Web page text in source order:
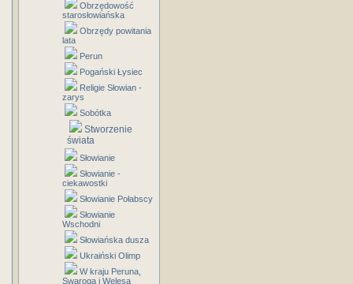
Obrzędowość
starosłowiańska
Obrzędy powitania
lata
Perun
Pogański Łysiec
Religie Słowian -
zarys
Sobótka
Stworzenie
świata
Słowianie
Słowianie -
ciekawostki
Słowianie Połabscy
Słowianie
Wschodni
Słowiańska dusza
Ukraiński Olimp
W kraju Peruna,
Swaroga i Welesa